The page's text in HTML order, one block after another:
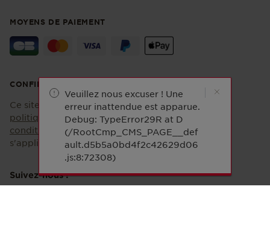
MOYENS DE PAIEMENT
CONFIDENTIALITÉ
Ce site est protégé par reCAPTCHA et la
politique de confidentialitéet les
conditions d'utilisationde Google
s'appliquent.
Suivez-nous !
Veuillez nous excuser ! Une
erreur inattendue est apparue.
Debug: TypeError29R at D
(/RootCmp_CMS_PAGE__def
ault.d5b5a0bd4f2c42629d06
.js:8:72308)